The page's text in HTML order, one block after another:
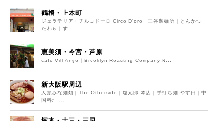
鶴橋・上本町
ジェラテリア・チルコドーロ Circo D'oro｜三谷製麺所｜とんかつ
たわら｜す...
恵美須・今宮・芦原
cafe Vill Ange｜Brooklyn Roasting Company N...
新大阪駅周辺
人類みな麺類｜The Otherside｜塩元帥 本店｜手打ち麺 やす田｜中
国料理 ...